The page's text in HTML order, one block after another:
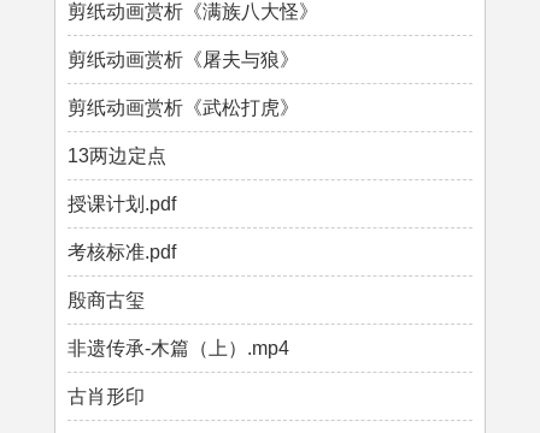
剪纸动画赏析《满族八大怪》
剪纸动画赏析《屠夫与狼》
剪纸动画赏析《武松打虎》
13两边定点
授课计划.pdf
考核标准.pdf
殷商古玺
非遗传承-木篇（上）.mp4
古肖形印